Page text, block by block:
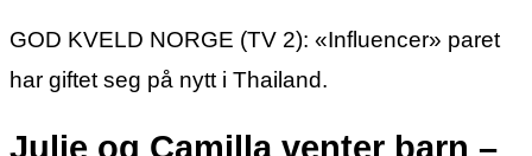
GOD KVELD NORGE (TV 2): «Influencer» paret
har giftet seg på nytt i Thailand.
Julie og Camilla venter barn –